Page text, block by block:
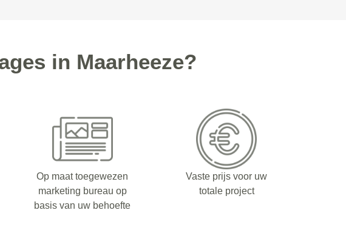
in Maarheeze?
Op maat toegewezen
marketing bureau op
basis van uw behoefte
Vaste prijs voor uw
totale project